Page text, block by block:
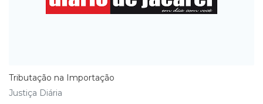
Tributação na Importação
Justiça Diária